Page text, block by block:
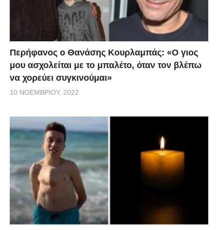
Περήφανος ο Θανάσης Κουρλαμπάς: «Ο γιος
μου ασχολείται με το μπαλέτο, όταν τον βλέπω
να χορεύει συγκινούμαι»
10 ΝΟΕΜΒΡΊΟΥ, 2022